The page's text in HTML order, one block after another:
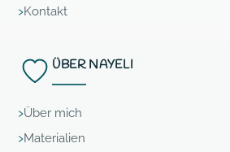
Kontakt
ÜBER NAYELI
Über mich
Materialien